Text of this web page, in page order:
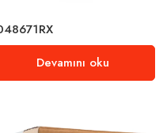
Devamını oku